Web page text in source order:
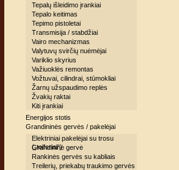
Tepalų išleidimo įrankiai
Tepalo keitimas
Tepimo pistoletai
Transmisija / stabdžiai
Vairo mechanizmas
Valytuvų svirčių nuėmėjai
Variklio skyrius
Važiuoklės remontas
Vožtuvai, cilindrai, stūmokliai
Žarnų užspaudimo replės
Žvakių raktai
Kiti įrankiai
Energijos stotis
Grandininės gervės / pakelėjai
Elektriniai pakelėjai su trosu
(„telferiai“)
Grandininė gervė
Rankinės gervės su kabliais
Treilerių, priekabų traukimo gervės